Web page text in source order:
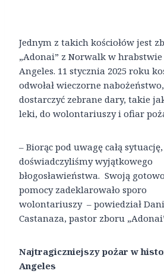
Jednym z takich kościołów jest
„Adonai” z Norwalk w hrabstwie
Angeles. 11 stycznia 2025 roku
odwołał wieczorne
dostarczyć zebrane dary, takie
leki, do wolontariuszy i ofiar
– Biorąc pod uwagę całą sytuację,
doświadczyliśmy wyjątkowego
błogosławieństwa. Swoją
pomocy zadeklarowało sporo
wolontariuszy – powiedział
Castanaza, pastor zboru
Najtragiczniejszy pożar w
Angeles